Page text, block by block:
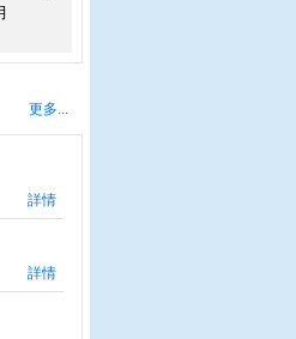
更多...
詳情
詳情